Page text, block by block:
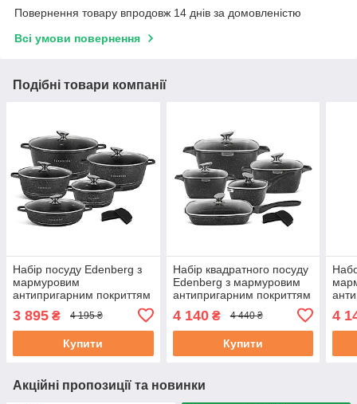
Повернення товару впродовж 14 днів за домовленістю
Всі умови повернення
Подібні товари компанії
Набір посуду Edenberg з
мармуровим
антипригарним покриттям
10 предметів (EB-12911)
3 895 ₴ 4 195 ₴
Купити
Набір квадратного посуду
Edenberg з мармуровим
антипригарним покриттям
10 предметів (EB-12912)
4 140₴ 4 440 ₴
Купити
4
Акційні пропозиції та новинки